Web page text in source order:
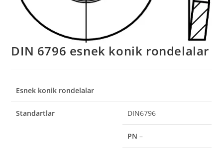
DIN 6796 esnek konik rondelalar
Esnek konik rondelalar
Standartlar DIN6796
PN –